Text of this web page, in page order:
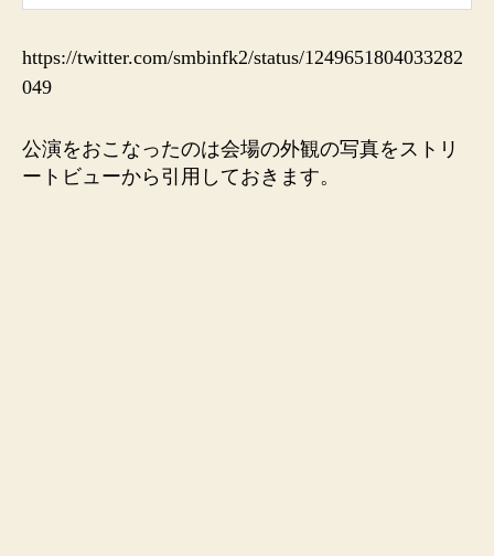
https://twitter.com/smbinfk2/status/1249651804033282
049
公演をおこなったのは会場の外観の写真をストリ
ートビューから引用しておきます。